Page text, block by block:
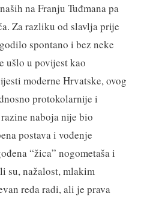
na Franju Tuđmana pa
Za razliku od slavlja prije
spontano i bez neke
ušlo u povijest kao
moderne Hrvatske, ovog
protokolarnije i
naboja nije bio
postava i vođenje
“žica” nogometaša i
su, nažalost, mlakim
reda radi, ali je prava